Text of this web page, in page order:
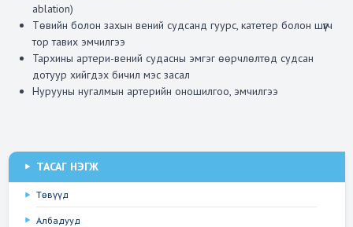
ablation)
Төвийн болон захын вений судсанд гуурс, катетер болон шүүгч
тор тавих эмчилгээ
Тархины артери-вений судасны эмгэг өөрчлөлтөд судсан
дотуур хийгдэх бичил мэс засал
Нурууны нугалмын артерийн оношилгоо, эмчилгээ
Ангиографын тасаг (
Department of Angiography
ТАСАГ НЭГЖ
Төвүүд
Албадууд